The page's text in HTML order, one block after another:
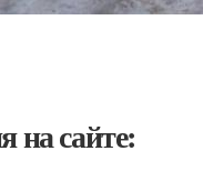
на сайте: